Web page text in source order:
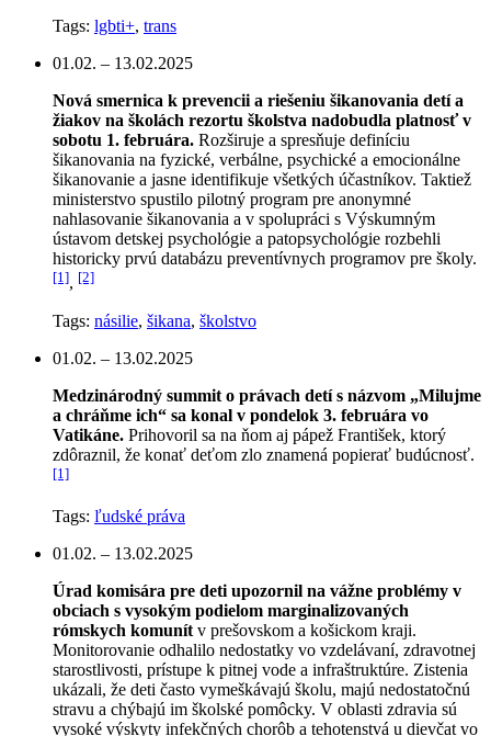
Tags: lgbti+, trans
01.02. – 13.02.2025
Nová smernica k prevencii a riešeniu šikanovania detí a
žiakov na školách rezortu školstva nadobudla platnosť v
sobotu 1. februára. Rozširuje a spresňuje definíciu
šikanovania na fyzické, verbálne, psychické a emocionálne
šikanovanie a jasne identifikuje všetkých účastníkov. Taktiež
ministerstvo spustilo pilotný program pre anonymné
nahlasovanie šikanovania a v spolupráci s Výskumným
ústavom detskej psychológie a patopsychológie rozbehli
historicky prvú databázu preventívnych programov pre školy.
[1], [2]
Tags: násilie, šikana, školstvo
01.02. – 13.02.2025
Medzinárodný summit o právach detí s názvom „Milujme
a chráňme ich“ sa konal v pondelok 3. februára vo
Vatikáne. Prihovoril sa na ňom aj pápež František, ktorý
zdôraznil, že konať deťom zlo znamená popierať budúcnosť.
[1]
Tags: ľudské práva
01.02. – 13.02.2025
Úrad komisára pre deti upozornil na vážne problémy v
obciach s vysokým podielom marginalizovaných
rómskych komunít v prešovskom a košickom kraji.
Monitorovanie odhalilo nedostatky vo vzdelávaní, zdravotnej
starostlivosti, prístupe k pitnej vode a infraštruktúre. Zistenia
ukázali, že deti často vymeškávajú školu, majú nedostatočnú
stravu a chýbajú im školské pomôcky. V oblasti zdravia sú
vysoké výskyty infekčných chorôb a tehotenstvá u dievčat vo